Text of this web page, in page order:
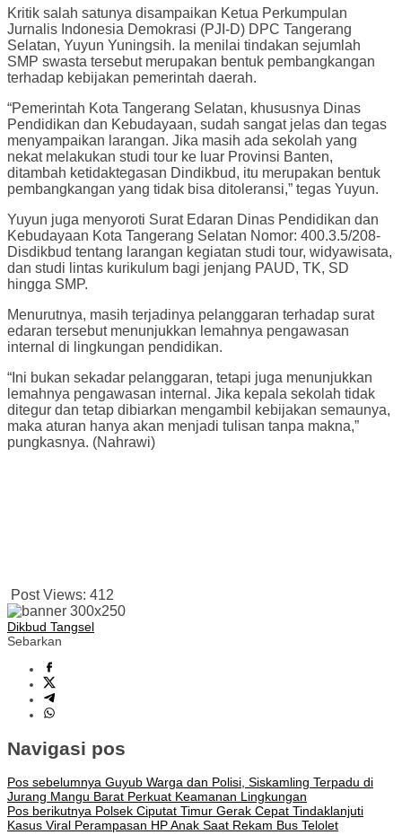
Kritik salah satunya disampaikan Ketua Perkumpulan
Jurnalis Indonesia Demokrasi (PJI-D) DPC Tangerang
Selatan, Yuyun Yuningsih. Ia menilai tindakan sejumlah
SMP swasta tersebut merupakan bentuk pembangkangan
terhadap kebijakan pemerintah daerah.
“Pemerintah Kota Tangerang Selatan, khususnya Dinas
Pendidikan dan Kebudayaan, sudah sangat jelas dan tegas
menyampaikan larangan. Jika masih ada sekolah yang
nekat melakukan studi tour ke luar Provinsi Banten,
ditambah ketidaktegasan Dindikbud, itu merupakan bentuk
pembangkangan yang tidak bisa ditoleransi,” tegas Yuyun.
Yuyun juga menyoroti Surat Edaran Dinas Pendidikan dan
Kebudayaan Kota Tangerang Selatan Nomor: 400.3.5/208-
Disdikbud tentang larangan kegiatan studi tour, widyawisata,
dan studi lintas kurikulum bagi jenjang PAUD, TK, SD
hingga SMP.
Menurutnya, masih terjadinya pelanggaran terhadap surat
edaran tersebut menunjukkan lemahnya pengawasan
internal di lingkungan pendidikan.
“Ini bukan sekadar pelanggaran, tetapi juga menunjukkan
lemahnya pengawasan internal. Jika kepala sekolah tidak
ditegur dan tetap dibiarkan mengambil kebijakan semaunya,
maka aturan hanya akan menjadi tulisan tanpa makna,”
pungkasnya. (Nahrawi)
Post Views: 412
Dikbud Tangsel
Sebarkan
Navigasi pos
Pos sebelumnya Guyub Warga dan Polisi, Siskamling Terpadu di
Jurang Mangu Barat Perkuat Keamanan Lingkungan
Pos berikutnya Polsek Ciputat Timur Gerak Cepat Tindaklanjuti
Kasus Viral Perampasan HP Anak Saat Rekam Bus Telolet